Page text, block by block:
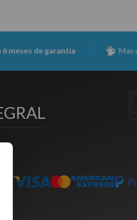
garantía Mas de15